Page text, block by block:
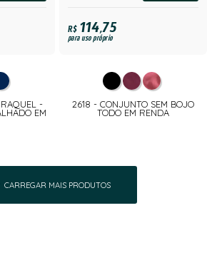
-
EM
R$114,75
para uso próprio
2618 - CONJUNTO SEM BOJO
TODO EM RENDA
CARREGAR MAIS PRODUTOS